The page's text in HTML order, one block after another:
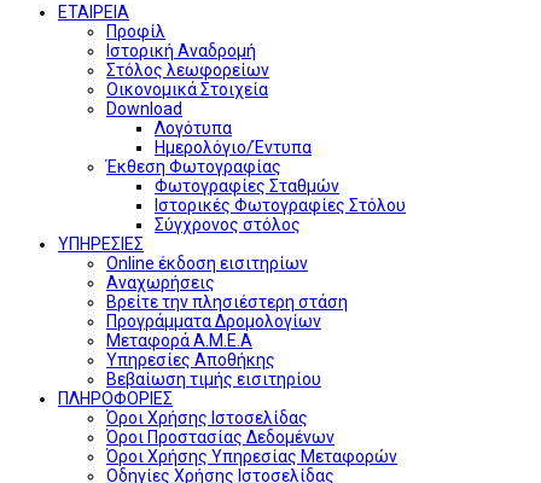
ΕΤΑΙΡΕΙΑ
Προφίλ
Ιστορική Αναδρομή
Στόλος λεωφορείων
Οικονομικά Στοιχεία
Download
Λογότυπα
Ημερολόγιο/Έντυπα
Έκθεση Φωτογραφίας
Φωτογραφίες Σταθμών
Ιστορικές Φωτογραφίες Στόλου
Σύγχρονος στόλος
ΥΠΗΡΕΣΙΕΣ
Online έκδοση εισιτηρίων
Αναχωρήσεις
Βρείτε την πλησιέστερη στάση
Προγράμματα Δρομολογίων
Μεταφορά Α.Μ.Ε.Α
Υπηρεσίες Αποθήκης
Βεβαίωση τιμής εισιτηρίου
ΠΛΗΡΟΦΟΡΙΕΣ
Όροι Χρήσης Ιστοσελίδας
Όροι Προστασίας Δεδομένων
Όροι Χρήσης Υπηρεσίας Μεταφορών
Οδηγίες Χρήσης Ιστοσελίδας